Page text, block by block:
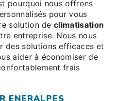
pourquoi nous offrons
pour vous
solution declimatisation
entreprise. Nous nous
des solutions efficaces et
aider à économiser de
frais
ENERALPES